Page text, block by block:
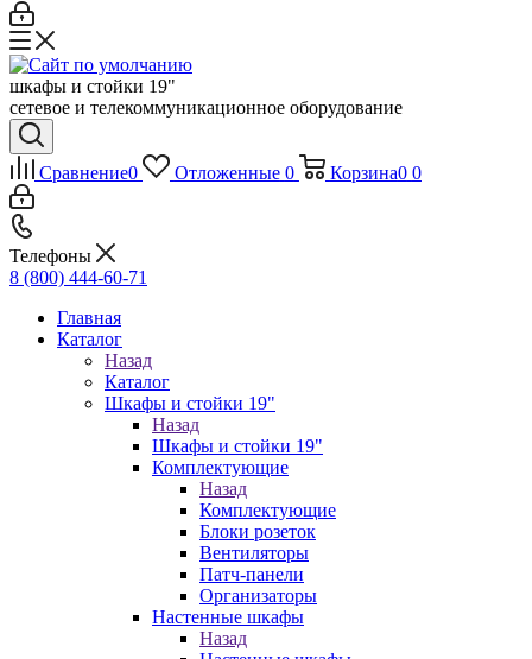
шкафы и стойки 19"
сетевое и телекоммуникационное оборудование
Сравнение0 Отложенные 0 Корзина0 0
Телефоны
8 (800) 444-60-71
Главная
Каталог
Назад
Каталог
Шкафы и стойки 19"
Назад
Шкафы и стойки 19"
Комплектующие
Назад
Комплектующие
Блоки розеток
Вентиляторы
Патч-панели
Организаторы
Настенные шкафы
Назад